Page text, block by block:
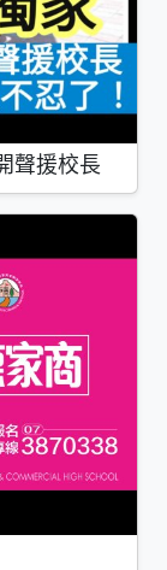
聲援校長